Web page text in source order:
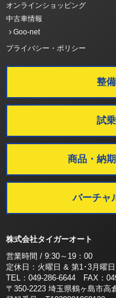
オンラインショッピング
中古車情報
Goo-net
プライバシー・ポリシー
整
試
商品・納
バーチャ
株式会社タイガーオート
営業時間 / 9:30～19：00
定休日：火曜日 & 第1･3月曜日
TEL：049-286-6644 FAX：
〒350-2223 埼玉県鶴ヶ島市高